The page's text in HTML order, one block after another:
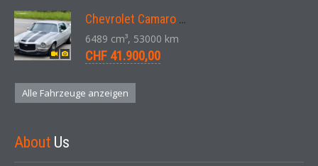
Chevrolet Camaro SS 396 LS3 Coupe Aut. 1971
6489 cm³, 53000 km
CHF 41.900,00
Alle Fahrzeuge anzeigen
About Us